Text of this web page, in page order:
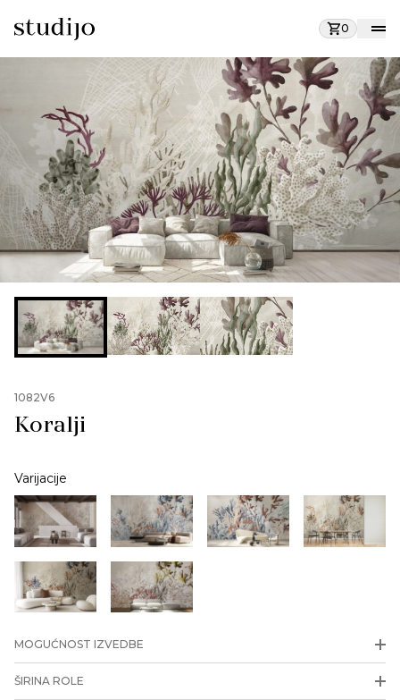
0
1082V6
Koralji
Varijacije
MOGUĆNOST IZVEDBE
ŠIRINA ROLE